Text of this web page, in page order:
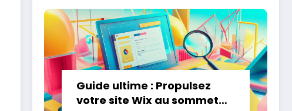
Guide ultime : Propulsez
votre site Wix au sommet